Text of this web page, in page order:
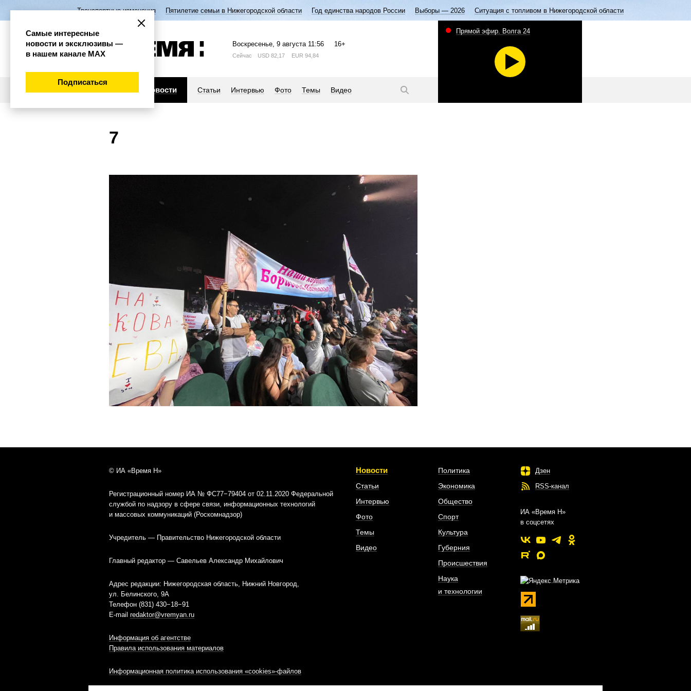
Транспортные изменения Пятилетие семьи в Нижегородской области Год единства народов России Выборы — 2026 Ситуация с топливом в Нижегородской области
Воскресенье, 9 августа 11:56 16+
Сейчас USD 82,17 EUR 94,84
Новости Статьи Интервью Фото Темы Видео
Прямой эфир. Волга 24
7
Новости
Статьи
Интервью
Фото
Темы
Видео
Политика
Экономика
Общество
Спорт
Культура
Губерния
Происшествия
Наука
и технологии
Дзен
RSS-канал
ИА «Время Н»
в соцсетях
© ИА «Время Н»
Регистрационный номер ИА № ФС77−79404 от 02.11.2020 Федеральной
службой по надзору в сфере связи, информационных технологий
и массовых коммуникаций (Роскомнадзор)
Учредитель — Правительство Нижегородской области
Главный редактор — Савельев Александр Михайлович
Адрес редакции: Нижегородская область, Нижний Новгород,
ул. Белинского, 9А
Телефон (831) 430−18−91
E-mail redaktor@vremyan.ru
Информация об агентстве
Правила использования материалов
Информационная политика использования «cookies»-файлов
Самые интересные
новости и эксклюзивы —
в нашем канале МАХ
Подписаться